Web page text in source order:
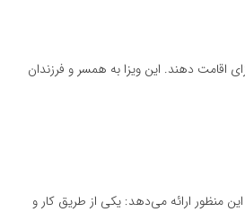
اقامت دهند. این ویزا به همسر و فرزندان
منظور ارائه می‌دهد: یکی از طریق کار و